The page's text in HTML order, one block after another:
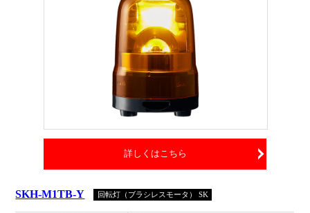
詳しくはこちら
SKH-M1TB-Y 回転灯（ブラシレスモータ） SK